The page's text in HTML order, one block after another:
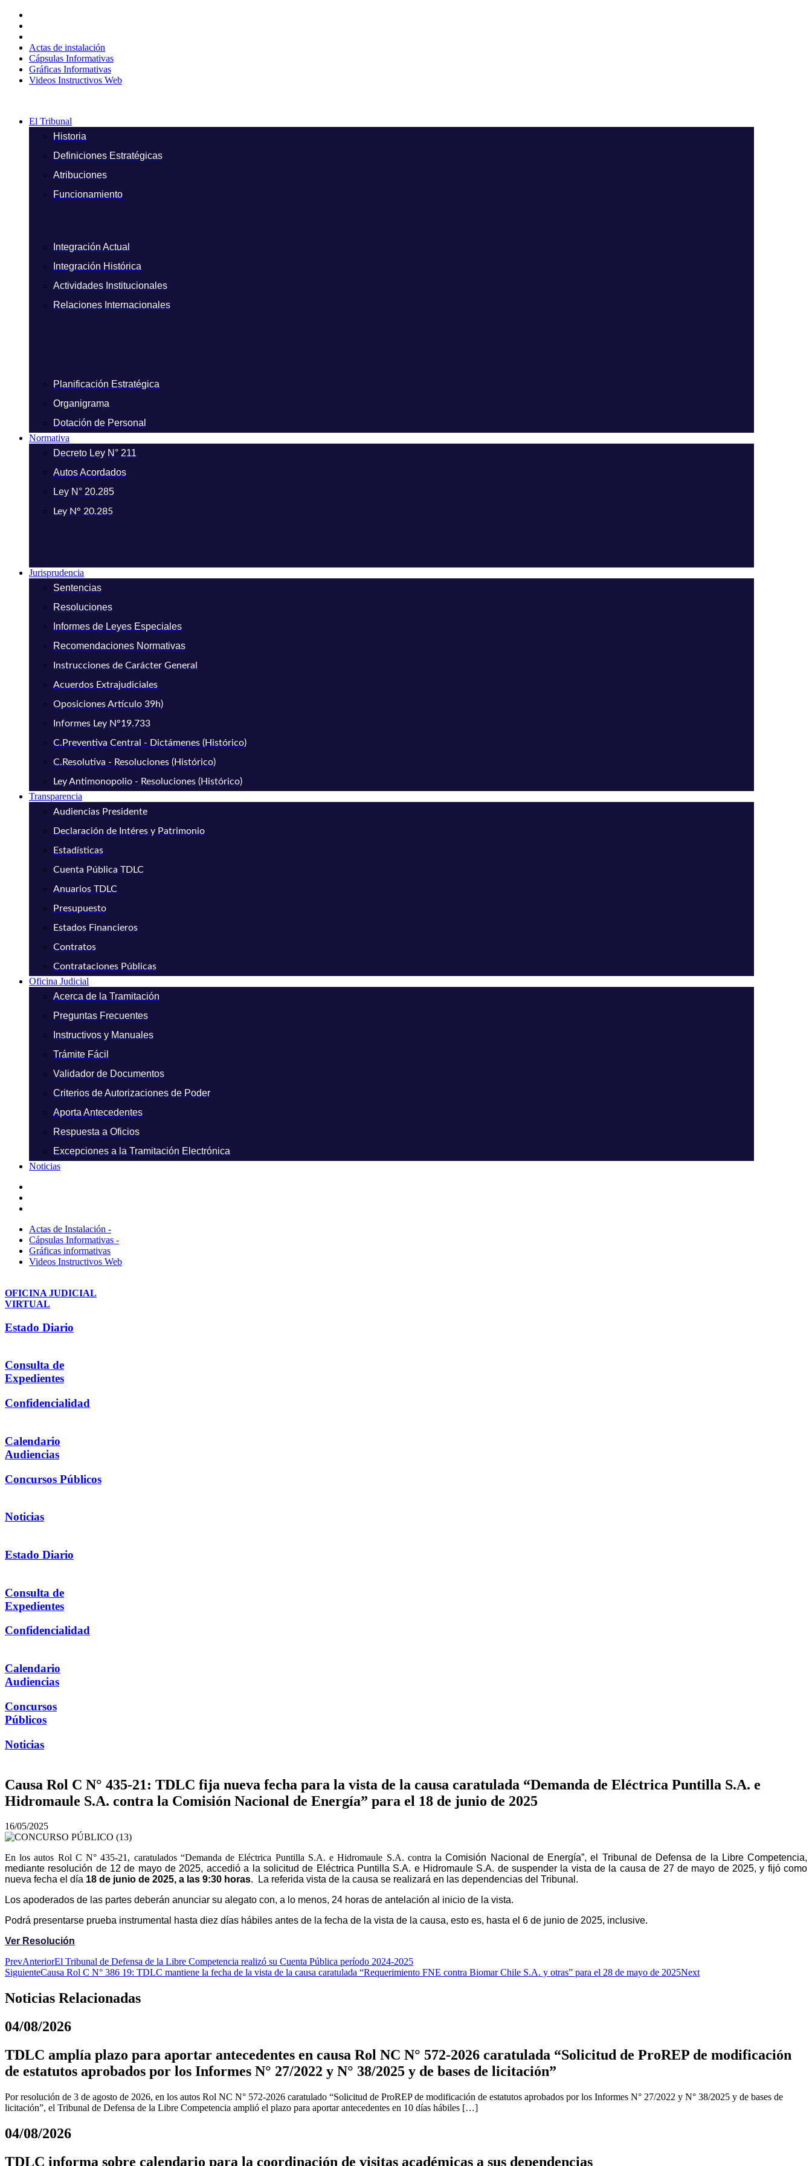
contenido
Actas de instalación
Cápsulas Informativas
Gráficas Informativas
Videos Instructivos Web
El Tribunal
Historia
Definiciones Estratégicas
Atribuciones
Funcionamiento
Integración Actual
Integración Histórica
Actividades Institucionales
Relaciones Internacionales
Planificación Estratégica
Organigrama
Dotación de Personal
Normativa
Decreto Ley N° 211
Autos Acordados
Ley N° 20.285
Ley N° 20.285
Jurisprudencia
Sentencias
Resoluciones
Informes de Leyes Especiales
Recomendaciones Normativas
Instrucciones de Carácter General
Acuerdos Extrajudiciales
Oposiciones Artículo 39h)
Informes Ley N°19.733
C.Preventiva Central - Dictámenes (Histórico)
C.Resolutiva - Resoluciones (Histórico)
Ley Antimonopolio - Resoluciones (Histórico)
Transparencia
Audiencias Presidente
Declaración de Intéres y Patrimonio
Estadísticas
Cuenta Pública TDLC
Anuarios TDLC
Presupuesto
Estados Financieros
Contratos
Contrataciones Públicas
Oficina Judicial
Acerca de la Tramitación
Preguntas Frecuentes
Instructivos y Manuales
Trámite Fácil
Validador de Documentos
Criterios de Autorizaciones de Poder
Aporta Antecedentes
Respuesta a Oficios
Excepciones a la Tramitación Electrónica
Noticias
Actas de Instalación -
Cápsulas Informativas -
Gráficas informativas
Videos Instructivos Web
OFICINA JUDICIAL
VIRTUAL
Estado Diario
Consulta de
Expedientes
Confidencialidad
Calendario
Audiencias
Concursos Públicos
Noticias
Estado Diario
Consulta de
Expedientes
Confidencialidad
Calendario
Audiencias
Concursos
Públicos
Noticias
Causa Rol C N° 435-21: TDLC fija nueva fecha para la vista de la causa caratulada “Demanda de Eléctrica Puntilla S.A. e
Hidromaule S.A. contra la Comisión Nacional de Energía” para el 18 de junio de 2025
16/05/2025
En los autos Rol C N° 435-21, caratulados “Demanda de Eléctrica Puntilla S.A. e Hidromaule S.A. contra laComisión Nacional de Energía”, el Tribunal de Defensa de la Libre Competencia,
mediante resolución de 12 de mayo de 2025, accedió a la solicitud de Eléctrica Puntilla S.A. e Hidromaule S.A. de suspender la vista de la causa de 27 de mayo de 2025, y fijó como
nueva fecha el día 18 de junio de 2025, a las 9:30 horas. La referida vista de la causa se realizará en las dependencias del Tribunal.
Los apoderados de las partes deberán anunciar su alegato con, a lo menos, 24 horas de antelación al inicio de la vista.
Podrá presentarse prueba instrumental hasta diez días hábiles antes de la fecha de la vista de la causa, esto es, hasta el 6 de junio de 2025, inclusive.
Ver Resolución
PrevAnteriorEl Tribunal de Defensa de la Libre Competencia realizó su Cuenta Pública período 2024-2025
SiguienteCausa Rol C N° 386 19: TDLC mantiene la fecha de la vista de la causa caratulada “Requerimiento FNE contra Biomar Chile S.A. y otras” para el 28 de mayo de 2025Next
Noticias Relacionadas
04/08/2026
TDLC amplía plazo para aportar antecedentes en causa Rol NC N° 572-2026 caratulada “Solicitud de ProREP de modificación
de estatutos aprobados por los Informes N° 27/2022 y N° 38/2025 y de bases de licitación”
Por resolución de 3 de agosto de 2026, en los autos Rol NC N° 572-2026 caratulado “Solicitud de ProREP de modificación de estatutos aprobados por los Informes N° 27/2022 y N° 38/2025 y de bases de
licitación”, el Tribunal de Defensa de la Libre Competencia amplió el plazo para aportar antecedentes en 10 días hábiles […]
04/08/2026
TDLC informa sobre calendario para la coordinación de visitas académicas a sus dependencias